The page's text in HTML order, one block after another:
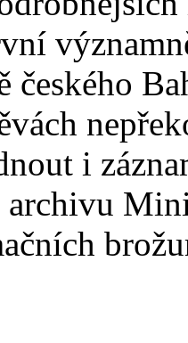
českého
i